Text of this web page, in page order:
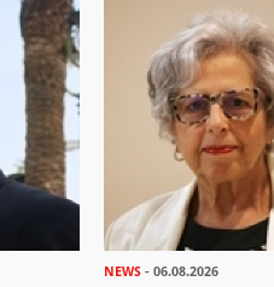
après les
par sa rencontre
que de voir
NEWS- 06.08.2026